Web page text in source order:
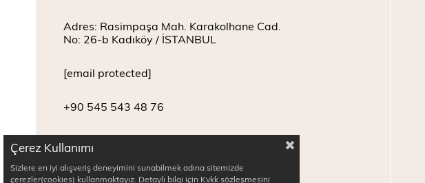
Adres: Rasimpaşa Mah. Karakolhane Cad.
No: 26-b Kadıköy / İSTANBUL
[email protected]
+90 545 543 48 76
Çerez Kullanımı
Sizlere en iyi alışveriş deneyimini sunabilmek adına sitemizde
çerezler(cookies) kullanmaktayız. Detaylı bilgi için Kvkk sözleşmesini